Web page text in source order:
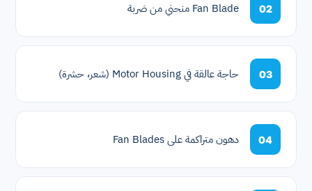
02 Fan Blade منحني من ضربة
03 حاجة عالقة في Motor Housing (شعر، حشرة)
04 دهون متراكمة على Fan Blades